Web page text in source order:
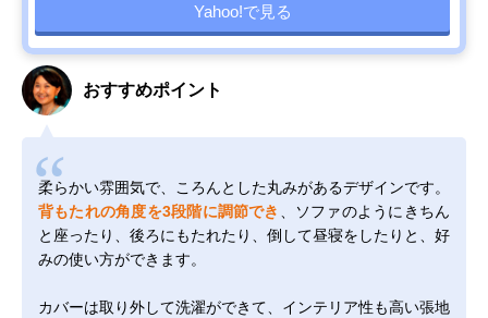
Yahoo!で見る
おすすめポイント
柔らかい雰囲気で、ころんとした丸みがあるデザインです。
背もたれの角度を3段階に調節でき
、ソファのようにきちん
と座ったり、後ろにもたれたり、倒して昼寝をしたりと、好
みの使い方ができます。
カバーは取り外して洗濯ができて、インテリア性も高い張地